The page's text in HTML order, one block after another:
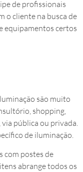
de profissionais
o cliente na busca de
equipamentos certos
são muito
shopping,
pública ou privada.
de iluminação.
com postes de
abrange todos os